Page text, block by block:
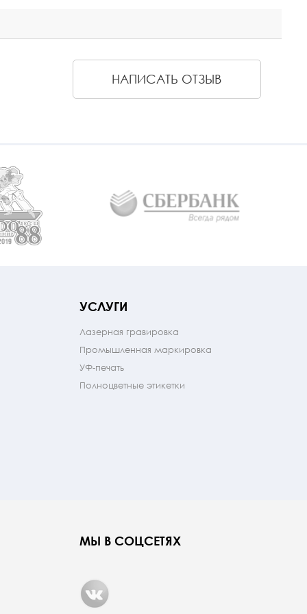
НАПИСАТЬ ОТЗЫВ
УСЛУГИ
Лазерная гравировка
Промышленная маркировка
УФ-печать
Полноцветные этикетки
МЫ В СОЦСЕТЯХ